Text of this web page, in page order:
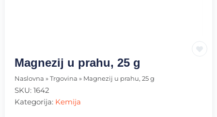
Magnezij u prahu, 25 g
Naslovna » Trgovina » Magnezij u prahu, 25 g
SKU: 1642
Kategorija: Kemija